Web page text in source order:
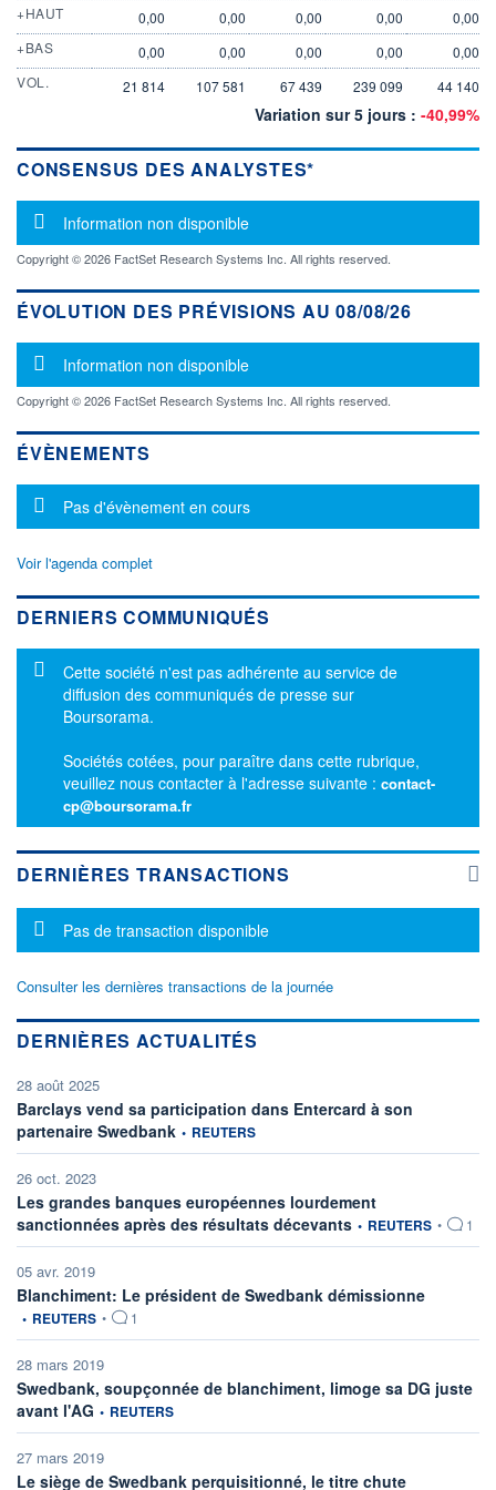
+HAUT
0,00 0,00 0,00 0,00
0,00
+BAS
0,00 0,00 0,00 0,00
0,00
VOL.
21 814 107 581 67 439 239 099 44 140
Variation sur 5 jours : -40,99%
CONSENSUS DES ANALYSTES*
Message d'information
Information non disponible
Copyright © 2026 FactSet Research Systems Inc. All rights reserved.
ÉVOLUTION DES PRÉVISIONS AU 08/08/26
Message d'information
Information non disponible
Copyright © 2026 FactSet Research Systems Inc. All rights reserved.
ÉVÈNEMENTS
Message d'information
Pas d'évènement en cours
Voir l'agenda complet
DERNIERS COMMUNIQUÉS
Message d'information
Cette société n'est pas adhérente au service de
diffusion des communiqués de presse sur
Boursorama.
Sociétés cotées, pour paraître dans cette rubrique,
veuillez nous contacter à l'adresse suivante : contact-
cp@boursorama.fr
DERNIÈRES TRANSACTIONS
Message d'information
Pas de transaction disponible
Consulter les dernières transactions de la journée
DERNIÈRES ACTUALITÉS
28 août 2025
Barclays vend sa participation dans Entercard à son
partenaire Swedbankinformation fournie par
• REUTERS
26 oct. 2023
Les grandes banques européennes lourdement
sanctionnées après des résultats décevants information fournie par
• REUTERS • 1
05 avr. 2019
Blanchiment: Le président de Swedbank démissionne
• REUTERS • 1
28 mars 2019
Swedbank, soupçonnée de blanchiment, limoge sa DG juste
avant l'AG information fournie par
• REUTERS
27 mars 2019
Le siège de Swedbank perquisitionné, le titre chute